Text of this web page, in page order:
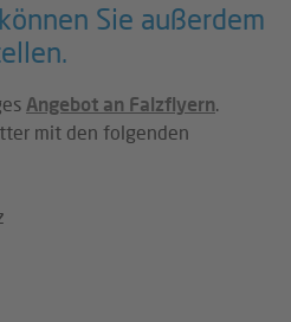
Sie außerdem
Angebot an Falzflyern.
mit den folgenden